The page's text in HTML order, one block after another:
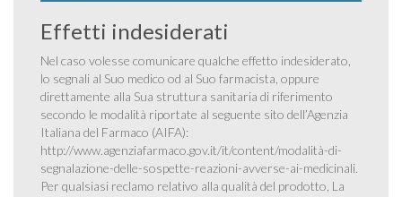
Effetti indesiderati
Nel caso volesse comunicare qualche effetto indesiderato,
lo segnali al Suo medico od al Suo farmacista, oppure
direttamente alla Sua struttura sanitaria di riferimento
secondo le modalità riportate al seguente sito dell’Agenzia
Italiana del Farmaco (AIFA):
http://www.agenziafarmaco.gov.it/it/content/modalità-di-
segnalazione-delle-sospette-reazioni-avverse-ai-medicinali.
Per qualsiasi reclamo relativo alla qualità del prodotto, La